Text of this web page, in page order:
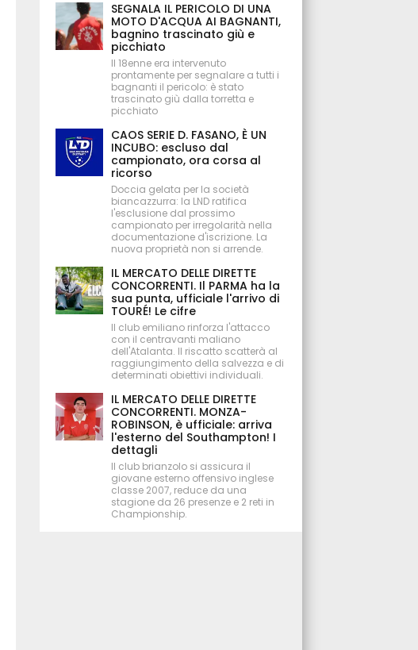
SEGNALA IL PERICOLO DI UNA
MOTO D'ACQUA AI BAGNANTI,
bagnino trascinato giù e
picchiato
Il 18enne era intervenuto
prontamente per segnalare a tutti i
bagnanti il pericolo: è stato
trascinato giù dalla torretta e
picchiato
CAOS SERIE D. FASANO, È UN
INCUBO: escluso dal
campionato, ora corsa al
ricorso
Doccia gelata per la società
biancazzurra: la LND ratifica
l'esclusione dal prossimo
campionato per irregolarità nella
documentazione d'iscrizione. La
nuova proprietà non si arrende.
IL MERCATO DELLE DIRETTE
CONCORRENTI. Il PARMA ha la
sua punta, ufficiale l'arrivo di
TOURÉ! Le cifre
Il club emiliano rinforza l'attacco
con il centravanti maliano
dell'Atalanta. Il riscatto scatterà al
raggiungimento della salvezza e di
determinati obiettivi individuali.
IL MERCATO DELLE DIRETTE
CONCORRENTI. MONZA-
ROBINSON, è ufficiale: arriva
l'esterno del Southampton! I
dettagli
Il club brianzolo si assicura il
giovane esterno offensivo inglese
classe 2007, reduce da una
stagione da 26 presenze e 2 reti in
Championship.